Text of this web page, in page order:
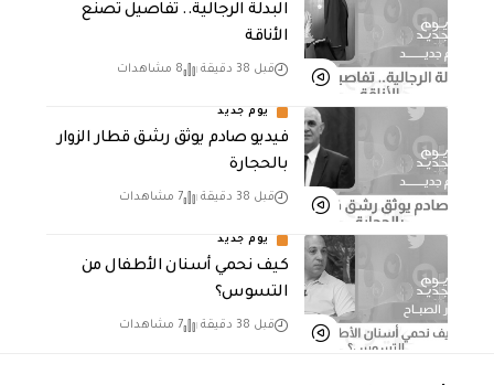
البدلة الرجالية.. تفاصيل تصنع
الأناقة
قبل 38 دقيقة 8 مشاهدات
يوم جديد
فيديو صادم يوثق رشق قطار الزوار
بالحجارة
قبل 38 دقيقة 7 مشاهدات
يوم جديد
كيف نحمي أسنان الأطفال من
التسوس؟
قبل 38 دقيقة 7 مشاهدات